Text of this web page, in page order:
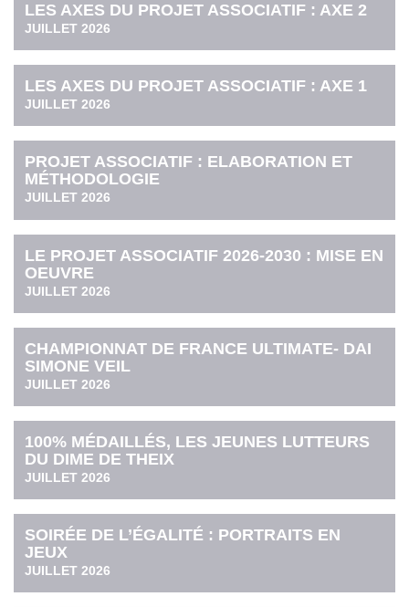
LES AXES DU PROJET ASSOCIATIF : AXE 2
JUILLET 2026
LES AXES DU PROJET ASSOCIATIF : AXE 1
JUILLET 2026
PROJET ASSOCIATIF : ELABORATION ET
MÉTHODOLOGIE
JUILLET 2026
LE PROJET ASSOCIATIF 2026-2030 : MISE EN
OEUVRE
JUILLET 2026
CHAMPIONNAT DE FRANCE ULTIMATE- DAI
SIMONE VEIL
JUILLET 2026
100% MÉDAILLÉS, LES JEUNES LUTTEURS
DU DIME DE THEIX
JUILLET 2026
SOIRÉE DE L’ÉGALITÉ : PORTRAITS EN
JEUX
JUILLET 2026